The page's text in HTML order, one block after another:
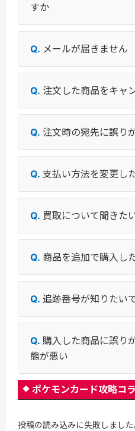
すか
メールが届きません
注文した商品をキャ
注文時の宛先に誤り
支払い方法を変更し
買取について聞きた
商品を追加で購入し
追跡番号が知りたい
購入した商品に誤り
態が悪い
ポケモンカード攻略コ
投稿の読み込みに失敗しました